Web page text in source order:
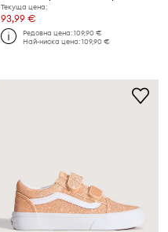
Текуща цена:
93,99 €
Редовна цена:109,90 €
Най-ниска цена:109,90 €